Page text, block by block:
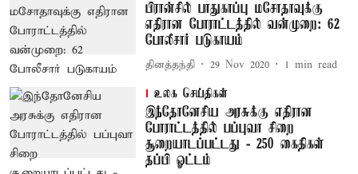
பிரான்சில் பாதுகாப்பு மசோதாவுக்கு
எதிரான போராட்டத்தில் வன்முறை: 62
போலீசார் படுகாயம்
தினத்தந்தி 29 Nov 2020 1 min read
உலக செய்திகள்
இந்தோனேசிய அரசுக்கு எதிரான
போராட்டத்தில் பப்புவா சிறை
சூறையாடப்பட்டது - 250 கைதிகள்
தப்பி ஓட்டம்